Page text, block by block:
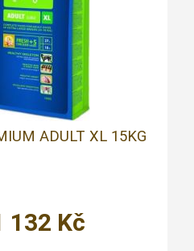
ADULT XL 15KG
132 Kč